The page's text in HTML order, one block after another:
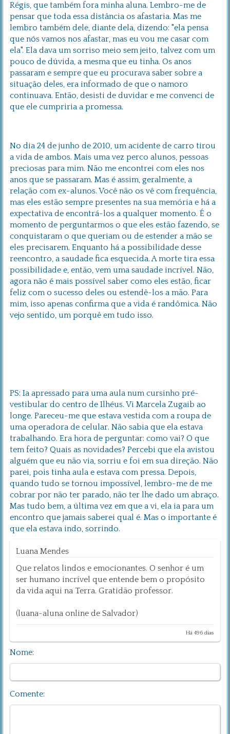
Régis, que também fora minha aluna. Lembro-me de
pensar que toda essa distância os afastaria. Mas me
lembro também dele, diante dela, dizendo: "ela pensa
que nós vamos nos afastar, mas eu vou me casar com
ela". Ela dava um sorriso meio sem jeito, talvez com um
pouco de dúvida, a mesma que eu tinha. Os anos
passaram e sempre que eu procurava saber sobre a
situação deles, era informado de que o namoro
continuava. Então, desisti de duvidar e me convenci de
que ele cumpriria a promessa.
No dia 24 de junho de 2010, um acidente de carro tirou
a vida de ambos. Mais uma vez perco alunos, pessoas
preciosas para mim. Não me encontrei com eles nos
anos que se passaram. Mas é assim, geralmente, a
relação com ex-alunos. Você não os vê com frequência,
mas eles estão sempre presentes na sua memória e há a
expectativa de encontrá-los a qualquer momento. É o
momento de perguntarmos o que eles estão fazendo, se
conquistaram o que queriam ou de estender a mão se
eles precisarem. Enquanto há a possibilidade desse
reencontro, a saudade fica esquecida. A morte tira essa
possibilidade e, então, vem uma saudade incrível. Não,
agora não é mais possível saber como eles estão, ficar
feliz com o sucesso deles ou estendê-los a mão. Para
mim, isso apenas confirma que a vida é randômica. Não
vejo sentido, um porquê em tudo isso.
PS: Ia apressado para uma aula num cursinho pré-
vestibular do centro de Ilhéus. Vi Marcela Zugaib ao
longe. Pareceu-me que estava vestida com a roupa de
uma operadora de celular. Não sabia que ela estava
trabalhando. Era hora de perguntar: como vai? O que
tem feito? Quais as novidades? Percebi que ela avistou
alguém que eu não via, sorriu e foi em sua direção. Não
parei, pois tinha aula e estava com pressa. Depois,
quando tudo se tornou impossível, lembro-me de me
cobrar por não ter parado, não ter lhe dado um abraço.
Mas tudo bem, a última vez em que a vi, ela ia para um
encontro que jamais saberei qual é. Mas o importante é
que ela estava indo, sorrindo.
Luana Mendes
Que relatos lindos e emocionantes. O senhor é um
ser humano incrível que entende bem o propósito
da vida aqui na Terra. Gratidão professor.
(luana-aluna online de Salvador)
Há 496 dias
Nome:
Comente: